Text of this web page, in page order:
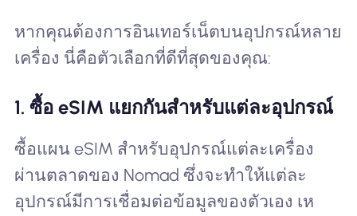
หากคุณต้องการอินเทอร์เน็ตบนอุปกรณ์หลาย
เครื่อง นี่คือตัวเลือกที่ดีที่สุดของคุณ:
1. ซื้อ eSIM แยกกันสำหรับแต่ละอุปกรณ์
ซื้อแผน eSIM สำหรับอุปกรณ์แต่ละเครื่อง
ผ่านตลาดของ Nomad ซึ่งจะทำให้แต่ละ
อุปกรณ์มีการเชื่อมต่อข้อมูลของตัวเอง เห